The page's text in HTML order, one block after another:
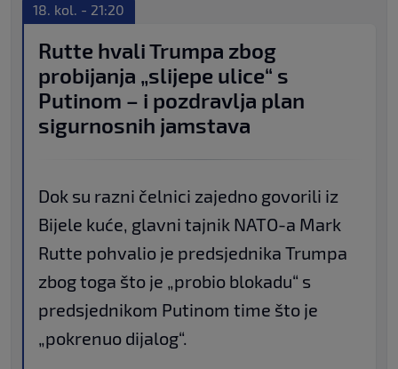
18. kol. - 21:20
Rutte hvali Trumpa zbog
probijanja „slijepe ulice“ s
Putinom – i pozdravlja plan
sigurnosnih jamstava
Dok su razni čelnici zajedno govorili iz
Bijele kuće, glavni tajnik NATO-a Mark
Rutte pohvalio je predsjednika Trumpa
zbog toga što je „probio blokadu“ s
predsjednikom Putinom time što je
„pokrenuo dijalog“.